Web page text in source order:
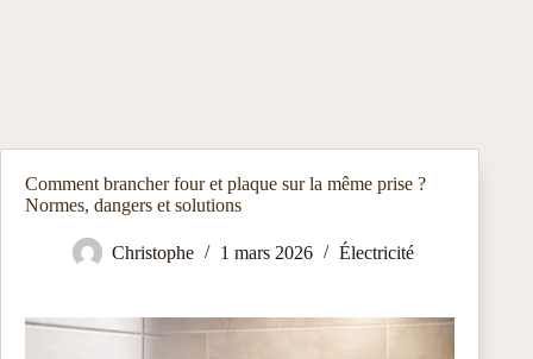
Comment brancher four et plaque sur la même prise ?
Normes, dangers et solutions
Christophe 1 mars 2026 Électricité